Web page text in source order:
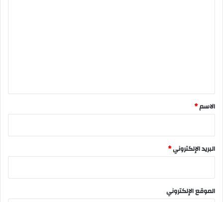
*
الاسم*
البريد الإلكتروني*
الموقع الإلكتروني